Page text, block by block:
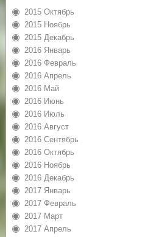
2015 Октябрь
2015 Ноябрь
2015 Декабрь
2016 Январь
2016 Февраль
2016 Апрель
2016 Май
2016 Июнь
2016 Июль
2016 Август
2016 Сентябрь
2016 Октябрь
2016 Ноябрь
2016 Декабрь
2017 Январь
2017 Февраль
2017 Март
2017 Апрель